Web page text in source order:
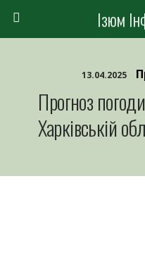
Ізюм
13.04.2025
Прогноз
Харківській